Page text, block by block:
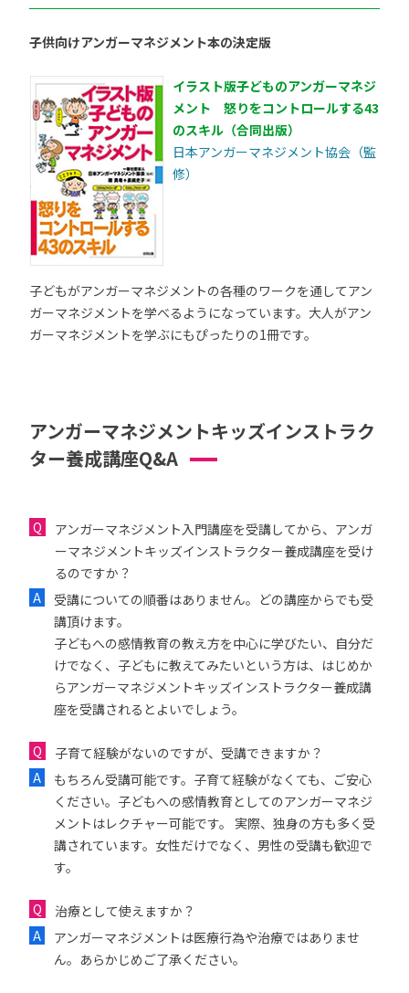
子供向けアンガーマネジメント本の決定版
イラスト版子どものアンガーマネジ
メント 怒りをコントロールする43
のスキル（合同出版）
日本アンガーマネジメント協会（監
修）
子どもがアンガーマネジメントの各種のワークを通してアン
ガーマネジメントを学べるようになっています。大人がアン
ガーマネジメントを学ぶにもぴったりの1冊です。
アンガーマネジメントキッズインストラク
ター養成講座Q&A
アンガーマネジメント入門講座を受講してから、アンガ
ーマネジメントキッズインストラクター養成講座を受け
るのですか？
受講についての順番はありません。どの講座からでも受
講頂けます。
子どもへの感情教育の教え方を中心に学びたい、自分だ
けでなく、子どもに教えてみたいという方は、はじめか
らアンガーマネジメントキッズインストラクター養成講
座を受講されるとよいでしょう。
子育て経験がないのですが、受講できますか？
もちろん受講可能です。子育て経験がなくても、ご安心
ください。子どもへの感情教育としてのアンガーマネジ
メントはレクチャー可能です。 実際、独身の方も多く受
講されています。女性だけでなく、男性の受講も歓迎で
す。
治療として使えますか？
アンガーマネジメントは医療行為や治療ではありませ
ん。あらかじめご了承ください。